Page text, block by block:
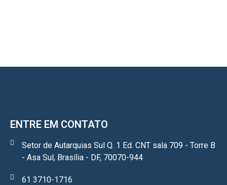
ENTRE EM CONTATO
Setor de Autarquias Sul Q. 1 Ed. CNT sala 709 - Torre B
- Asa Sul, Brasília - DF, 70070-944
61 3710-1716